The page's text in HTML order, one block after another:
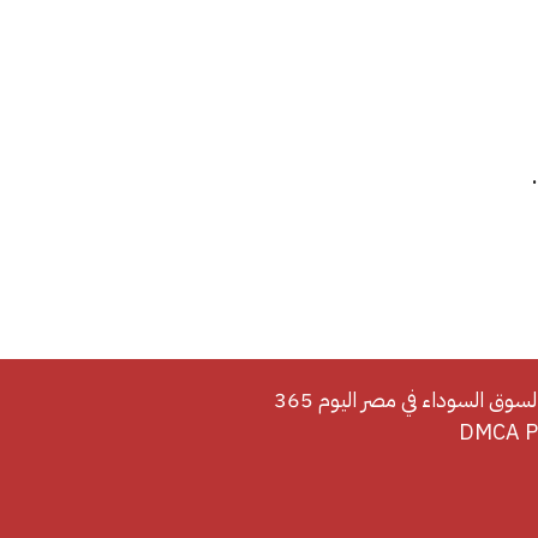
السوداء في مصر اليوم 365
DMCA